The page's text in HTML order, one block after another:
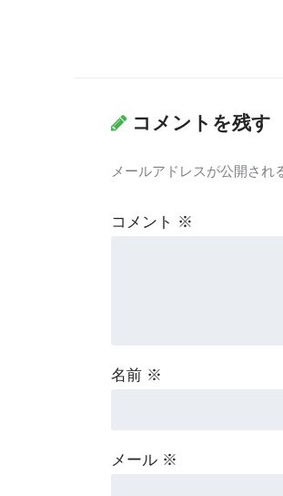
コメントを残す
メールアドレスが公開され
コメント ※
名前 ※
メール ※